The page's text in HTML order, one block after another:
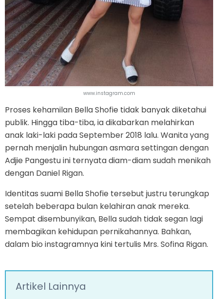
www.instagram.com
Proses kehamilan Bella Shofie tidak banyak diketahui
publik. Hingga tiba-tiba, ia dikabarkan melahirkan
anak laki-laki pada September 2018 lalu. Wanita yang
pernah menjalin hubungan asmara settingan dengan
Adjie Pangestu ini ternyata diam-diam sudah menikah
dengan Daniel Rigan.
Identitas suami Bella Shofie tersebut justru terungkap
setelah beberapa bulan kelahiran anak mereka.
Sempat disembunyikan, Bella sudah tidak segan lagi
membagikan kehidupan pernikahannya. Bahkan,
dalam bio instagramnya kini tertulis Mrs. Sofina Rigan.
Artikel Lainnya